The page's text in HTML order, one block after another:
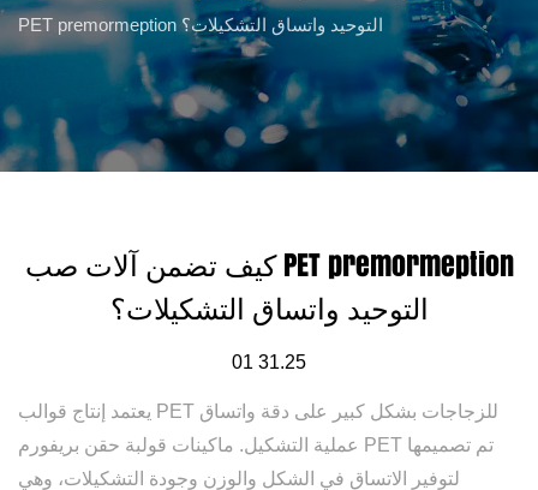
PET premormeption التوحيد واتساق التشكيلات؟
كيف تضمن آلات صب PET premormeption
التوحيد واتساق التشكيلات؟
01 31.25
يعتمد إنتاج قوالب PET للزجاجات بشكل كبير على دقة واتساق
عملية التشكيل. ماكينات قولبة حقن بريفورم PET تم تصميمها
لتوفير الاتساق في الشكل والوزن وجودة التشكيلات، وهي